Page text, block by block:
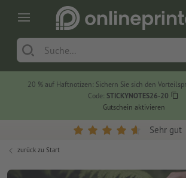
20 % auf Haftnotizen: Sichern Sie sich den
Code: STICKYNOTES26-20
Gutschein aktivieren
Sehr gut
zurück zu Start